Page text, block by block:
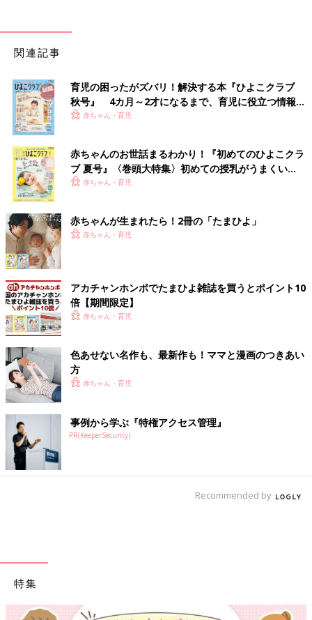
関連記事
育児の困ったがズバリ！解決する本『ひよこクラブ
秋号』 4カ月～2才になるまで、育児に役立つ情報が
いっぱい！
赤ちゃん・育児
赤ちゃんのお世話まるわかり！『初めてのひよこクラ
ブ 夏号』〈巻頭大特集〉初めての授乳がうまくい
く！ おっぱい・ミルクの基本と夏のトラブル 解決テ
赤ちゃん・育児
赤ちゃんが生まれたら！2冊の「たまひよ」
赤ちゃん・育児
アカチャンホンポでたまひよ雑誌を買うとポイント10
倍【期間限定】
赤ちゃん・育児
色あせない名作も、最新作も！ママと漫画のつきあい
方
赤ちゃん・育児
事例から学ぶ『特権アクセス管理』
PR(KeeperSecurity)
Recommended by
特集